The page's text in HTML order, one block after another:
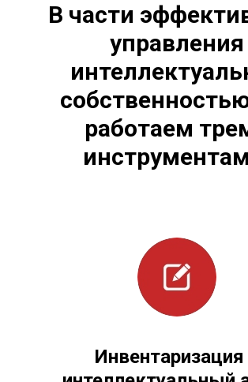
В части
управления
работаем
Инвентаризация